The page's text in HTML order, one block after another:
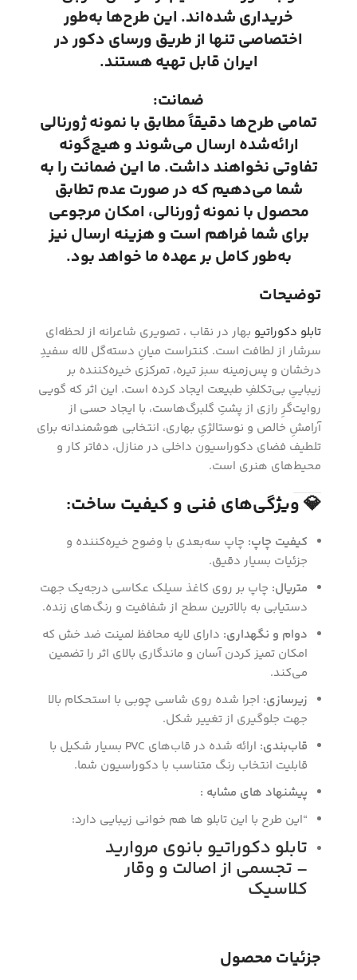
خریداری شده‌اند. این طرح‌ها به‌طور
اختصاصی تنها از طریق ورسای دکور در
ایران قابل تهیه هستند.
ضمانت:
تمامی طرح‌ها دقیقاً مطابق با نمونه ژورنالی
ارائه‌شده ارسال می‌شوند و هیچ‌گونه
تفاوتی نخواهند داشت. ما این ضمانت را به
شما می‌دهیم که در صورت عدم تطابق
محصول با نمونه ژورنالی، امکان مرجوعی
برای شما فراهم است و هزینه ارسال نیز
به‌طور کامل بر عهده ما خواهد بود.
توضیحات
تابلو دکوراتیو بهار در نقاب ، تصویری شاعرانه از لحظه‌ای
سرشار از لطافت است. کنتراست میانِ دسته‌گل لاله سفیدِ
درخشان و پس‌زمینه سبز تیره، تمرکزی خیره‌کننده بر
زیباییِ بی‌تکلفِ طبیعت ایجاد کرده است. این اثر که گویی
روایت‌گرِ رازی از پشتِ گلبرگ‌هاست، با ایجاد حسی از
آرامشِ خالص و نوستالژیِ بهاری، انتخابی هوشمندانه برای
تلطیف فضای دکوراسیون داخلی در منازل، دفاتر کار و
محیط‌های هنری است.
💎 ویژگی‌های فنی و کیفیت ساخت:
کیفیت چاپ: چاپ سه‌بعدی با وضوح خیره‌کننده و
جزئیات بسیار دقیق.
متریال: چاپ بر روی کاغذ سیلک عکاسی درجه‌یک جهت
دستیابی به بالاترین سطح از شفافیت و رنگ‌های زنده.
دوام و نگهداری: دارای لایه محافظ لمینت ضد خش که
امکان تمیز کردن آسان و ماندگاری بالای اثر را تضمین
می‌کند.
زیرسازی: اجرا شده روی شاسی چوبی با استحکام بالا
جهت جلوگیری از تغییر شکل.
قاب‌بندی:
ارائه شده در قاب‌های PVC بسیار شکیل با
قابلیت انتخاب رنگ متناسب با دکوراسیون شما.
پیشنهاد های مشابه :
“این طرح با این تابلو ها هم خوانی زیبایی دارد:
تابلو دکوراتیو بانوی مروارید
– تجسمی از اصالت و وقار
کلاسیک
جزئیات محصول